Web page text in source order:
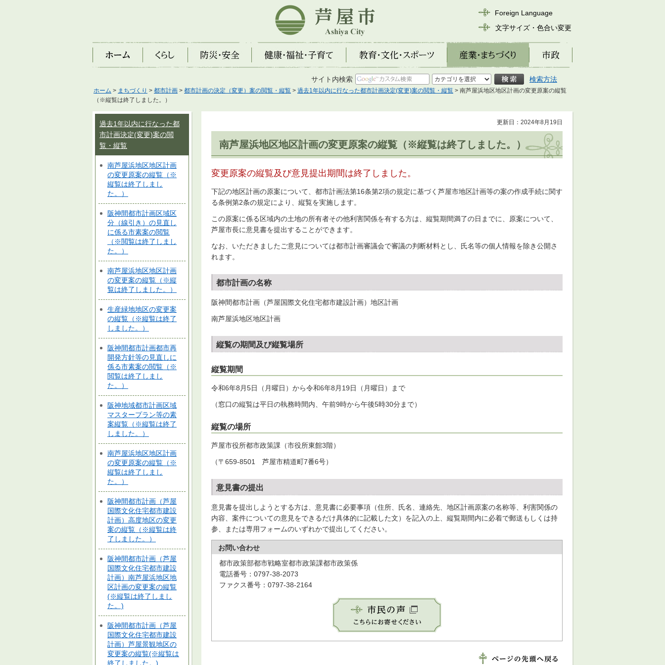
芦屋市
Foreign Language
文字サイズ・色合い変更
ホーム くらし 防災・安全 健康・福祉・子育て 教育・文化・スポーツ 産業・まちづくり 市政
サイト内検索 検索方法
ホーム > まちづくり > 都市計画 > 都市計画の決定（変更）案の閲覧・縦覧 > 過去1年以内に行なった都市計画決定(変更)案の閲覧・縦覧 > 南芦屋浜地区地区計画の変更原案の縦覧
（※縦覧は終了しました。）
過去1年以内に行なった都
市計画決定(変更)案の閲
覧・縦覧
南芦屋浜地区地区計画
の変更原案の縦覧（※
縦覧は終了しまし
た。）
阪神間都市計画区域区
分（線引き）の見直し
に係る市素案の閲覧
（※閲覧は終了しまし
た。）
南芦屋浜地区地区計画
の変更案の縦覧（※縦
覧は終了しました。）
生産緑地地区の変更案
の縦覧（※縦覧は終了
しました。）
阪神間都市計画都市再
開発方針等の見直しに
係る市素案の閲覧（※
閲覧は終了しまし
た。）
阪神地域都市計画区域
マスタープラン等の素
案縦覧（※縦覧は終了
しました。）
南芦屋浜地区地区計画
の変更原案の縦覧（※
縦覧は終了しまし
た。）
阪神間都市計画（芦屋
国際文化住宅都市建設
計画）高度地区の変更
案の縦覧（※縦覧は終
了しました。）
阪神間都市計画（芦屋
国際文化住宅都市建設
計画）南芦屋浜地区地
区計画の変更案の縦覧
(※縦覧は終了しまし
た。)
阪神間都市計画（芦屋
国際文化住宅都市建設
計画）芦屋景観地区の
変更案の縦覧(※縦覧は
終了しました。)
更新日：2024年8月19日
南芦屋浜地区地区計画の変更原案の縦覧（※縦覧は終了しました。）
変更原案の縦覧及び意見提出期間は終了しました。
下記の地区計画の原案について、都市計画法第16条第2項の規定に基づく芦屋市地区計画等の案の作成手続に関す
る条例第2条の規定により、縦覧を実施します。
この原案に係る区域内の土地の所有者その他利害関係を有する方は、縦覧期間満了の日までに、原案について、
芦屋市長に意見書を提出することができます。
なお、いただきましたご意見については都市計画審議会で審議の判断材料とし、氏名等の個人情報を除き公開さ
れます。
都市計画の名称
阪神間都市計画（芦屋国際文化住宅都市建設計画）地区計画
南芦屋浜地区地区計画
縦覧の期間及び縦覧場所
縦覧期間
令和6年8月5日（月曜日）から令和6年8月19日（月曜日）まで
（窓口の縦覧は平日の執務時間内、午前9時から午後5時30分まで）
縦覧の場所
芦屋市役所都市政策課（市役所東館3階）
（〒659-8501 芦屋市精道町7番6号）
意見書の提出
意見書を提出しようとする方は、意見書に必要事項（住所、氏名、連絡先、地区計画原案の名称等、利害関係の
内容、案件についての意見をできるだけ具体的に記載した文）を記入の上、縦覧期間内に必着で郵送もしくは持
参、または専用フォームのいずれかで提出してください。
お問い合わせ
都市政策部都市戦略室都市政策課都市政策係
電話番号：0797-38-2073
ファクス番号：0797-38-2164